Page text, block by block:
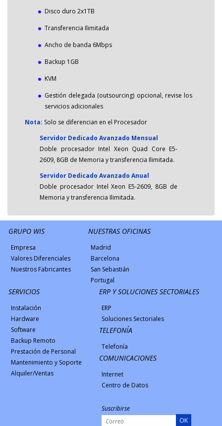
Disco duro 2x1TB
Transferencia Ilimitada
Ancho de banda 6Mbps
Backup 1GB
KVM
Gestión delegada (outsourcing) opcional, revise los
servicios adicionales
Nota: Solo se diferencian en el Procesador
Servidor Dedicado Avanzado Mensual
Doble procesador Intel Xeon Quad Core E5-
2609, 8GB de Memoria y transferencia Ilimitada.
Servidor Dedicado Avanzado Anual
Doble procesador Intel Xeon E5-2609, 8GB de
Memoria y transferencia Ilimitada.
GRUPO WIS
Empresa
Valores Diferenciales
Nuestros Fabricantes
NUESTRAS OFICINAS
Madrid
Barcelona
San Sebastián
Portugal
SERVICIOS
Instalación
Hardware
Software
Backup Remoto
Prestación de Personal
Mantenimiento y Soporte
Alquiler/Ventas
ERP Y SOLUCIONES SECTORIALES
ERP
Soluciones Sectoriales
TELEFONÍA
Telefonía
COMUNICACIONES
Internet
Centro de Datos
Suscribirse
OK